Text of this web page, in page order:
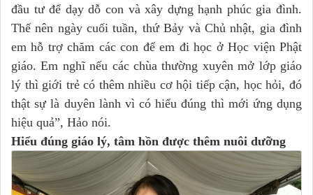
đầu tư để dạy dỗ con và xây dựng hạnh phúc gia đình.
Thế nên ngày cuối tuần, thứ Bảy và Chủ nhật, gia đình
em hỗ trợ chăm các con để em đi học ở Học viện Phật
giáo. Em nghĩ nếu các chùa thường xuyên mở lớp giáo
lý thì giới trẻ có thêm nhiều cơ hội tiếp cận, học hỏi, đó
thật sự là duyên lành vì có hiểu đúng thì mới ứng dụng
hiệu quả”, Hảo nói.
Hiểu đúng giáo lý, tâm hồn được thêm nuôi dưỡng